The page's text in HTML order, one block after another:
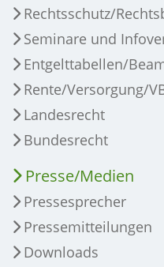
Rechtsschutz/
Seminare und
Entgelttabellen/
Rente/Versorgung/
Landesrecht
Bundesrecht
Presse/Medien
Pressesprecher
Pressemitteilungen
Downloads